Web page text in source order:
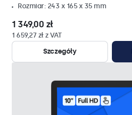
Rozmiar: 243 x 165 x 35 mm
1 349,00 zł
1 659,27 zł z VAT
Szczegóły